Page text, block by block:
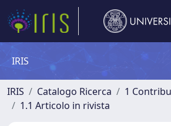
IRIS
IRIS Catalogo Ricerca
1
1.1 Articolo in rivista